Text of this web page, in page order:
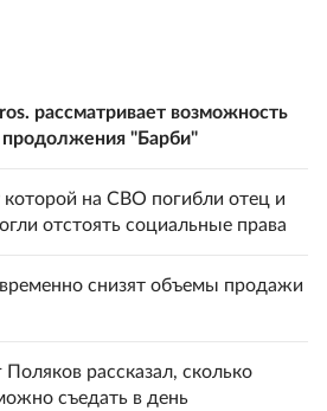
рассматривает возможность
продолжения "Барби"
которой на СВО погибли отец и
отстоять социальные права
снизят объемы продажи
рассказал, сколько
съедать в день